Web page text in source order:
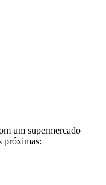
um supermercado
próximas: